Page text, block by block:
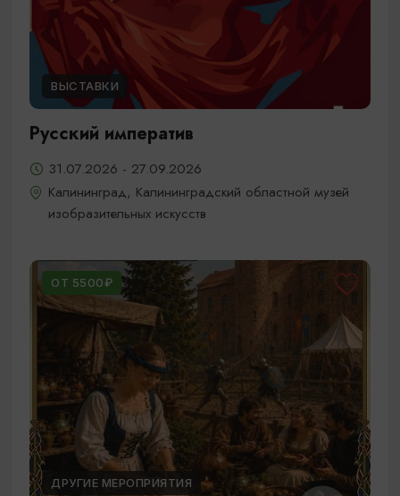
ВЫСТАВКИ
Русский императив
31.07.2026 - 27.09.2026
Калининград, Калининградский областной музей
изобразительных искусств
ОТ 5500₽
ДРУГИЕ МЕРОПРИЯТИЯ